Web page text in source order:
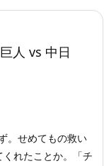
人 vs 中日
。せめてもの救い
れたことか。「チ